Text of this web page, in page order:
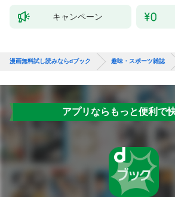
キャンペーン
漫画無料試し読みならdブック 趣味・スポーツ雑誌
アプリならもっと便利で